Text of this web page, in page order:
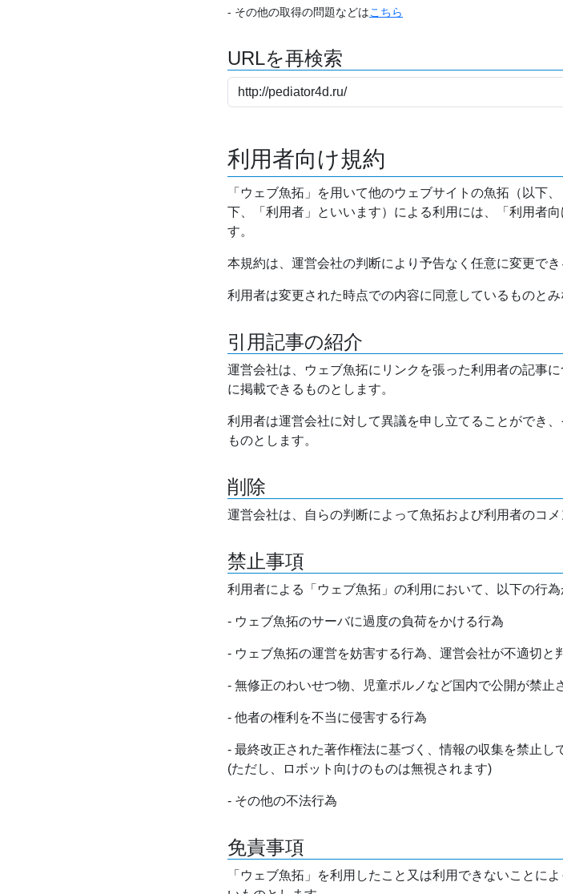
- その他の取得の問題などはこちら
URLを再検索
利用者向け規約
「ウェブ魚拓」を用いて他のウェブサイトの魚拓（以下
下、「利用者」といいます）による利用には、「利用者
す。
本規約は、運営会社の判断により予告なく任意に変更でき
利用者は変更された時点での内容に同意しているものと
引用記事の紹介
運営会社は、ウェブ魚拓にリンクを張った利用者の記事
に掲載できるものとします。
利用者は運営会社に対して異議を申し立てることができ
ものとします。
削除
運営会社は、自らの判断によって魚拓および利用者のコ
禁止事項
利用者による「ウェブ魚拓」の利用において、以下の行為
- ウェブ魚拓のサーバに過度の負荷をかける行為
- ウェブ魚拓の運営を妨害する行為、運営会社が不適切と
- 無修正のわいせつ物、児童ポルノなど国内で公開が禁止
- 他者の権利を不当に侵害する行為
- 最終改正された著作権法に基づく、情報の収集を禁止し
(ただし、ロボット向けのものは無視されます)
- その他の不法行為
免責事項
「ウェブ魚拓」を利用したこと又は利用できないことに